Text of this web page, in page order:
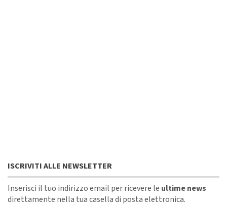
ISCRIVITI ALLE NEWSLETTER
Inserisci il tuo indirizzo email per ricevere le ultime news
direttamente nella tua casella di posta elettronica.